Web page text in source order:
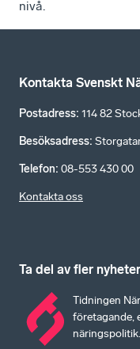
nivå.
Kontakta Svenskt
Postadress: 114 82
Besöksadress:
Telefon: 08-553 430 00
Kontakta oss
Ta del av fler
Tidningen
företagande,
näringspolitik.